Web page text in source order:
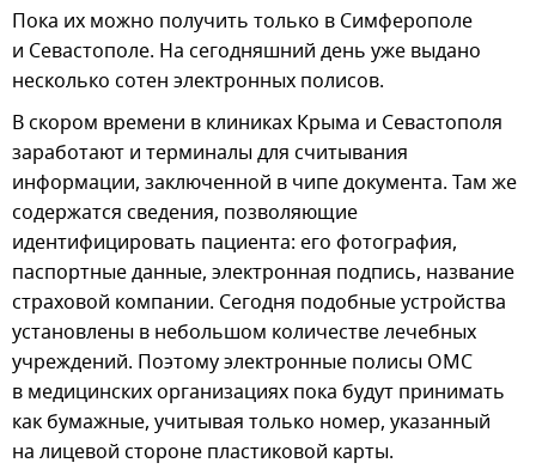
Пока их можно получить только в Симферополе
и Севастополе. На сегодняшний день уже выдано
несколько сотен электронных полисов.
В скором времени в клиниках Крыма и Севастополя
заработают и терминалы для считывания
информации, заключенной в чипе документа. Там же
содержатся сведения, позволяющие
идентифицировать пациента: его фотография,
паспортные данные, электронная подпись, название
страховой компании. Сегодня подобные устройства
установлены в небольшом количестве лечебных
учреждений. Поэтому электронные полисы ОМС
в медицинских организациях пока будут принимать
как бумажные, учитывая только номер, указанный
на лицевой стороне пластиковой карты.